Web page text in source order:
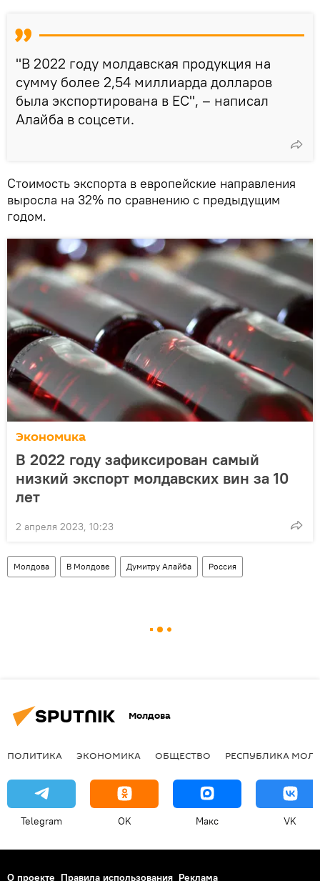
"В 2022 году молдавская продукция на
сумму более 2,54 миллиарда долларов
была экспортирована в ЕС", – написал
Алайба в соцсети.
Стоимость экспорта в европейские направления
выросла на 32% по сравнению с предыдущим
годом.
Экономика
В 2022 году зафиксирован самый
низкий экспорт молдавских вин за 10
лет
2 апреля 2023, 10:23
Молдова В Молдове Думитру Алайба Россия
Молдова
ПОЛИТИКА ЭКОНОМИКА ОБЩЕСТВО РЕСПУБЛИКА
Telegram OK Макс VK
О проекте Правила использования Реклама